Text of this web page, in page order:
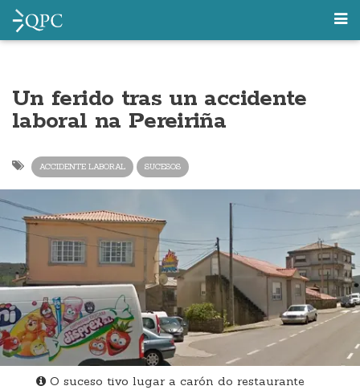
Un ferido tras un accidente
laboral na Pereiriña
ACCIDENTE LABORAL SUCESOS
O suceso tivo lugar a carón do restaurante